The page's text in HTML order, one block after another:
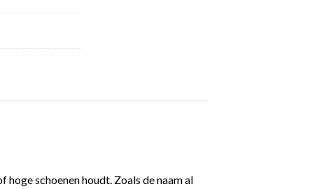
hoge schoenen houdt. Zoals de naam al